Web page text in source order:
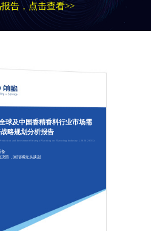
告，点击查看>>
球及中国香精香料行业市场需
略规划分析报告
and Investment Strategy Planning on Flavoring Industry（2026-2031）
备
策，回报将无从谈起